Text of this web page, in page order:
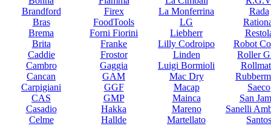
Brandford
Bras
Brema
Brita
Caddie
Cambro
Cancan
Carpigiani
CAS
Casadio
Celme
Firex
FoodTools
Forni Fiorini
Franke
Frostor
Gaggia
GAM
GGF
GMP
Hakka
Hallde
La Monferrina
LG
Liebherr
Lilly Codroipo
Linden
Luigi Bormioli
Mac Dry
Macap
Mainca
Mareno
Martellato
Rada
Robot
Roller
Saeco
San
Sanelli
Santos